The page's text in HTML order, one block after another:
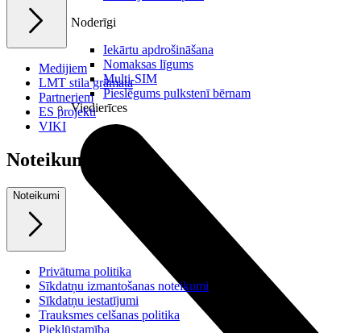
Noderīgi
Iekārtu apdrošināšana
Nomaksas līgums
Multi-SIM
Pieslēgums pulkstenī bērnam
Viedierīces
Medijiem
LMT stila grāmata
Partneriem
ES projekti
VIKI
Noteikumi
Noteikumi
Privātuma politika
Sīkdatņu izmantošanas noteikumi
Sīkdatņu iestatījumi
Trauksmes celšanas politika
Piekļūstamība